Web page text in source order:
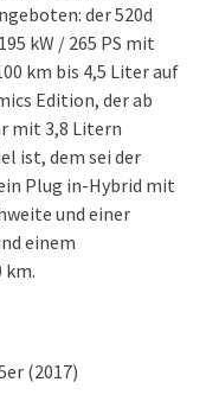
der 520d
kW / 265 PS mit
km bis 4,5 Liter auf
Edition, der ab
mit 3,8 Litern
ist, dem sei der
Plug in-Hybrid mit
und einer
einem
km.
(2017)